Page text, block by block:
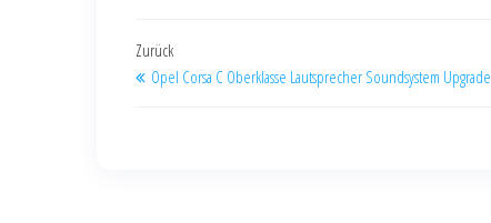
Zurück
Opel Corsa C Oberklasse Lautsprecher Soundsystem Upgrade